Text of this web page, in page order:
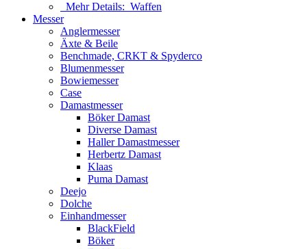
Mehr Details: Waffen
Messer
Anglermesser
Äxte & Beile
Benchmade, CRKT & Spyderco
Blumenmesser
Bowiemesser
Case
Damastmesser
Böker Damast
Diverse Damast
Haller Damastmesser
Herbertz Damast
Klaas
Puma Damast
Deejo
Dolche
Einhandmesser
BlackField
Böker